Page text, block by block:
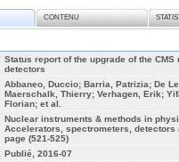
CONTENU
Status report of the upgrade of the
detectors
Abbaneo, Duccio; Barria, Patrizia; De
Maerschalk, Thierry; Verhagen, Erik;
Florian; et al.
Nuclear instruments & methods in
Accelerators, spectrometers, detectors
page (521-525)
Publié, 2016-07